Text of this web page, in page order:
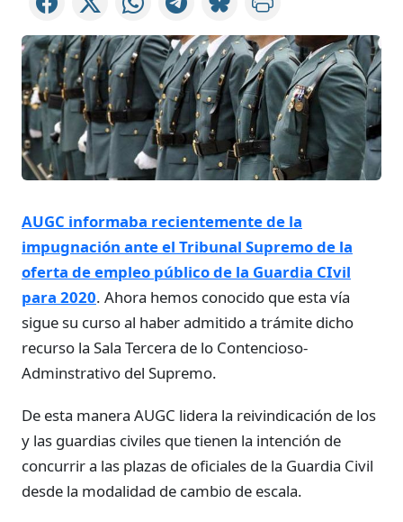
AUGC informaba recientemente de la
impugnación ante el Tribunal Supremo de la
oferta de empleo público de la Guardia CIvil
para 2020. Ahora hemos conocido que esta vía
sigue su curso al haber admitido a trámite dicho
recurso la Sala Tercera de lo Contencioso-
Adminstrativo del Supremo.
De esta manera AUGC lidera la reivindicación de los
y las guardias civiles que tienen la intención de
concurrir a las plazas de oficiales de la Guardia Civil
desde la modalidad de cambio de escala.